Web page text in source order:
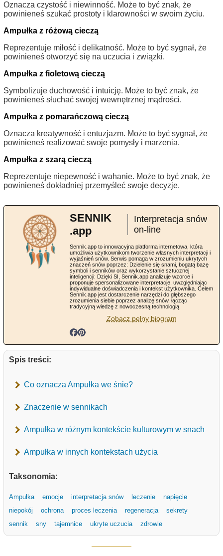
Oznacza czystość i niewinność. Może to być znak, że
powinieneś szukać prostoty i klarowności w swoim życiu.
Ampułka z różową cieczą
Reprezentuje miłość i delikatność. Może to być sygnał, że
powinieneś otworzyć się na uczucia i związki.
Ampułka z fioletową cieczą
Symbolizuje duchowość i intuicję. Może to być znak, że
powinieneś słuchać swojej wewnętrznej mądrości.
Ampułka z pomarańczową cieczą
Oznacza kreatywność i entuzjazm. Może to być sygnał, że
powinieneś realizować swoje pomysły i marzenia.
Ampułka z szarą cieczą
Reprezentuje niepewność i wahanie. Może to być znak, że
powinieneś dokładniej przemyśleć swoje decyzje.
SENNIK
.app
Interpretacja snów
on-line
Sennik.app to innowacyjna platforma internetowa, która
umożliwia użytkownikom tworzenie własnych interpretacji i
wyjaśnień snów. Serwis pomaga w zrozumieniu ukrytych
znaczeń snów poprzez: Dzielenie się snami, bogatą bazę
symboli i senników oraz wykorzystanie sztucznej
inteligencji: Dzięki SI, Sennik.app analizuje wzorce i
proponuje spersonalizowane interpretacje, uwzględniając
indywidualne doświadczenia i kontekst użytkownika. Celem
Sennik.app jest dostarczenie narzędzi do głębszego
zrozumienia siebie poprzez analizę snów, łącząc
tradycyjną wiedzę z nowoczesną technologią.
Zobacz pełny biogram
Spis treści:
Co oznacza Ampułka we śnie?
Znaczenie w sennikach
Ampułka w różnym kontekście kulturowym w snach
Ampułka w innych kontekstach użycia
Taksonomia:
Ampułka emocje interpretacja snów leczenie
napięcie
niepokój
ochrona proces leczenia regeneracja
sekrety
sennik
sny tajemnice ukryte uczucia zdrowie